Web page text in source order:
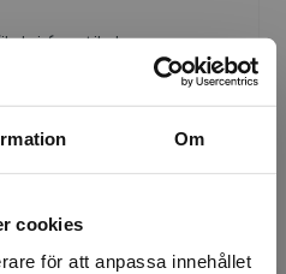
Om
cookies
för att anpassa innehållet
i fonetik, leg.
i logopedi vid Lunds
år varit verksam